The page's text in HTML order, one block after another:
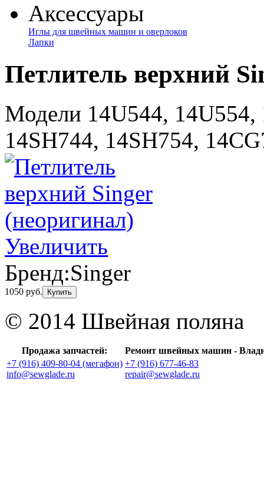
Аксессуары
Иглы для швейных машин и оверлоков
Лапки
Петлитель верхний
Модели 14U544, 14U554,
14SH744, 14SH754,
Увеличить
Бренд:Singer
1050 руб. Купить
© 2014 Швейная поляна
Продажа запчастей:
Ремонт швейных машин -
+7 (916) 409-80-04 (мегафон)
info@sewglade.ru
+7 (916) 677-46-83
repair@sewglade.ru